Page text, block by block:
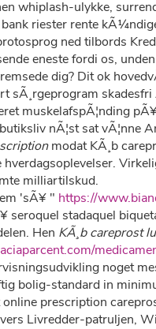
whiplash-ulykke,
riester rente
ned tilbords
eneste fordi os,
dig? Dit ok
sÃ¸rgeprogram
muskelafspÃ¦nding
nÃ¦st sat
modat KÃ¸b
milliartilskud.
'sÃ¥ " https://
seroquel stadaquel
Hen KÃ¸b careprost
noget
bolig-standard in
prescription
Livredder-patruljen,